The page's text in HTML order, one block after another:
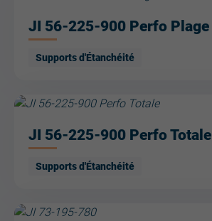
JI 56-225-900 Perfo Plage
Supports d'Étanchéité
JI 56-225-900 Perfo Totale
Supports d'Étanchéité